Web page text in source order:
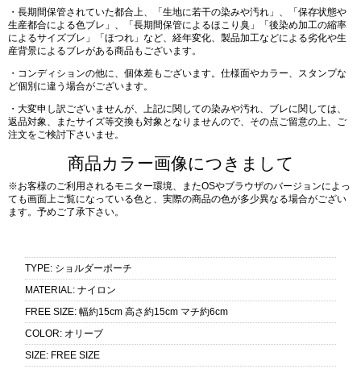
・長期間保管されていた都合上、「生地に若干の染みや汚れ」、「保存状態や
生産都合による色ブレ」、「長期間保管によるほこり臭」「後染め加工の縮率
によるサイズブレ」「ほつれ」など、経年変化、製品加工などによる劣化や生
産背景によるブレがある商品もございます。
・コンディションの他に、個体差もございます。仕様面やカラー、スタンプな
ど個別に違う場合がございます。
・大変申し訳ございませんが、上記に関しての染みや汚れ、ブレに関しては、
返品対象、またサイズ等交換も対象となりませんので、その点ご留意の上、ご
注文をご検討下さいませ。
商品カラー画像につきまして
※お客様のご利用されるモニター環境、またOSやブラウザのバージョンによっ
ても画面上ご覧になっている色と、実際の商品の色が多少異なる場合がござい
ます。予めご了承下さい。
TYPE: ショルダーポーチ
MATERIAL: ナイロン
FREE SIZE: 幅約15cm 高さ約15cm マチ約6cm
COLOR: オリーブ
SIZE: FREE SIZE